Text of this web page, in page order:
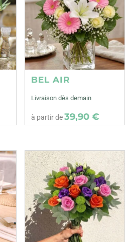
BEL AIR
Livraison dès demain
à partir de39,90 €